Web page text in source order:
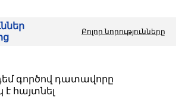
Բոլոր նորությունները
գործով դատավորը
հայտնել